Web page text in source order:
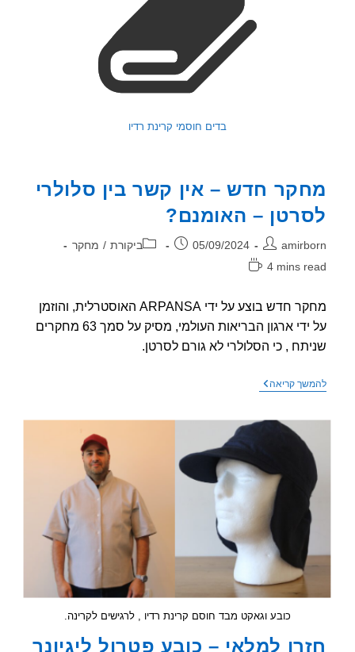
בדים חוסמי קרינת רדיו
חדש – אין קשר בין סלולרי
– האומנם?
פורסם:
05/09/2024 קטגוריה:
ביקורת / מחקר
4 mins
מחקר חדש בוצע על ידי ARPANSA האוסטרלית, והוזמן
על ידי ארגון הבריאות העולמי, מסיק על סמך 63 מחקרים
, כי הסלולרי לא גורם לסרטן.
קריאהמחקר
אין
קשר
בין
סלולרי
–
האומנם?
כובע וגאקט מבד חוסם קרינת רדיו , לרגישים לקרינה.
למלאי – כובע פטרול ליגיונר